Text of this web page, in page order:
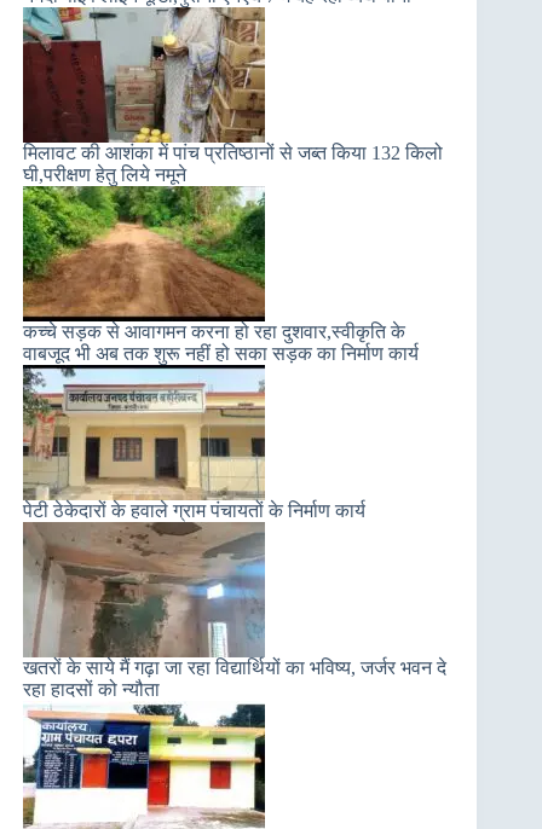
मिलावट की आशंका में पांच प्रतिष्ठानों से जब्त किया 132 किलो
घी,परीक्षण हेतु लिये नमूने
कच्चे सड़क से आवागमन करना हो रहा दुशवार,स्वीकृति के
वाबजूद भी अब तक शुरू नहीं हो सका सड़क का निर्माण कार्य
पेटी ठेकेदारों के हवाले ग्राम पंचायतों के निर्माण कार्य
खतरों के साये मैं गढ़ा जा रहा विद्यार्थियों का भविष्य, जर्जर भवन दे
रहा हादसों को न्यौता